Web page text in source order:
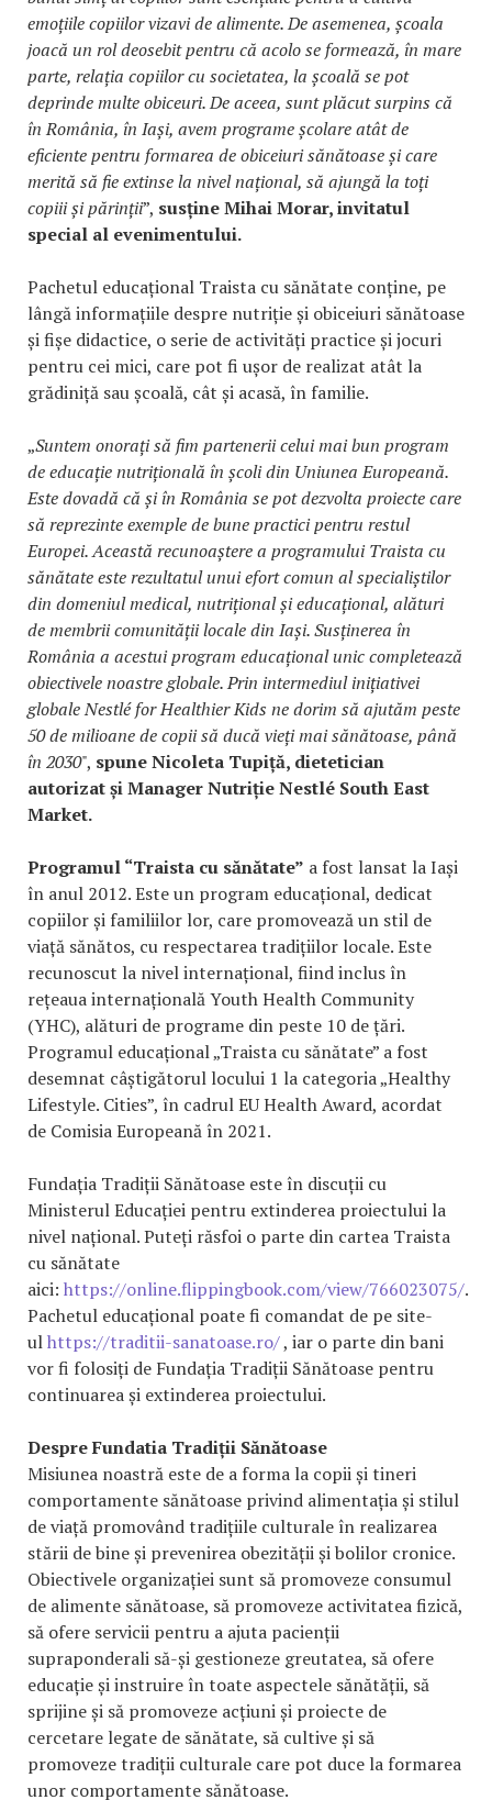
emoțiile copiilor vizavi de alimente. De asemenea, școala
joacă un rol deosebit pentru că acolo se formează, în mare
parte, relația copiilor cu societatea, la școală se pot
deprinde multe obiceuri. De aceea, sunt plăcut surpins că
în România, în Iași, avem programe școlare atât de
eficiente pentru formarea de obiceiuri sănătoase și care
merită să fie extinse la nivel național, să ajungă la toți
copiii și părinții”, susține Mihai Morar, invitatul
special al evenimentului.
Pachetul educațional Traista cu sănătate conține, pe
lângă informațiile despre nutriție și obiceiuri sănătoase
și fișe didactice, o serie de activități practice și jocuri
pentru cei mici, care pot fi ușor de realizat atât la
grădiniță sau școală, cât și acasă, în familie.
„Suntem onorați să fim partenerii celui mai bun program
de educație nutrițională în școli din Uniunea Europeană.
Este dovadă că și în România se pot dezvolta proiecte care
să reprezinte exemple de bune practici pentru restul
Europei. Această recunoaștere a programului Traista cu
sănătate este rezultatul unui efort comun al specialiștilor
din domeniul medical, nutrițional și educațional, alături
de membrii comunității locale din Iași. Susținerea în
România a acestui program educațional unic completează
obiectivele noastre globale. Prin intermediul inițiativei
globale Nestlé for Healthier Kids ne dorim să ajutăm peste
50 de milioane de copii să ducă vieți mai sănătoase, până
în 2030", spune Nicoleta Tupiță, dietetician
autorizat și Manager Nutriție Nestlé South East
Market.
Programul “Traista cu sănătate” a fost lansat la Iași
în anul 2012. Este un program educațional, dedicat
copiilor și familiilor lor, care promovează un stil de
viață sănătos, cu respectarea tradițiilor locale. Este
recunoscut la nivel internațional, fiind inclus în
rețeaua internațională Youth Health Community
(YHC), alături de programe din peste 10 de țări.
Programul educațional „Traista cu sănătate” a fost
desemnat câștigătorul locului 1 la categoria „Healthy
Lifestyle. Cities”, în cadrul EU Health Award, acordat
de Comisia Europeană în 2021.
Fundația Tradiții Sănătoase este în discuții cu
Ministerul Educației pentru extinderea proiectului la
nivel național. Puteți răsfoi o parte din cartea Traista
cu sănătate
aici: https://online.flippingbook.com/view/766023075/.
Pachetul educațional poate fi comandat de pe site-
ulhttps://traditii-sanatoase.ro/, iar o parte din bani
vor fi folosiți de Fundația Tradiții Sănătoase pentru
continuarea și extinderea proiectului.
Despre Fundatia Tradiții Sănătoase
Misiunea noastră este de a forma la copii și tineri
comportamente sănătoase privind alimentația și stilul
de viață promovând tradițiile culturale în realizarea
stării de bine și prevenirea obezității și bolilor cronice.
Obiectivele organizației sunt să promoveze consumul
de alimente sănătoase, să promoveze activitatea fizică,
să ofere servicii pentru a ajuta pacienții
supraponderali să-și gestioneze greutatea, să ofere
educație și instruire în toate aspectele sănătății, să
sprijine și să promoveze acțiuni și proiecte de
cercetare legate de sănătate, să cultive și să
promoveze tradiții culturale care pot duce la formarea
unor comportamente sănătoase.